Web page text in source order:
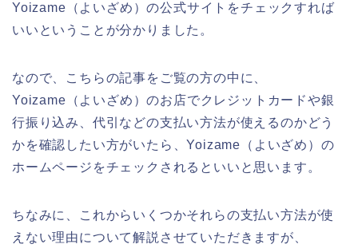
Yoizame（よいざめ）の公式サイトをチェックすれば
いいということが分かりました。
なので、こちらの記事をご覧の方の中に、
Yoizame（よいざめ）のお店でクレジットカードや銀
行振り込み、代引などの支払い方法が使えるのかどう
かを確認したい方がいたら、Yoizame（よいざめ）の
ホームページをチェックされるといいと思います。
ちなみに、これからいくつかそれらの支払い方法が使
えない理由について解説させていただきますが、